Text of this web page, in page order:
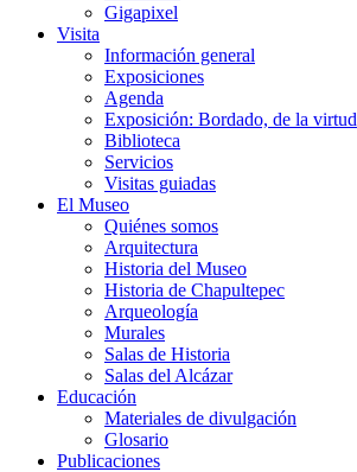
Gigapixel
Visita
Información general
Exposiciones
Agenda
Exposición: Bordado, de la virtud
Biblioteca
Servicios
Visitas guiadas
El Museo
Quiénes somos
Arquitectura
Historia del Museo
Historia de Chapultepec
Arqueología
Murales
Salas de Historia
Salas del Alcázar
Educación
Materiales de divulgación
Glosario
Publicaciones